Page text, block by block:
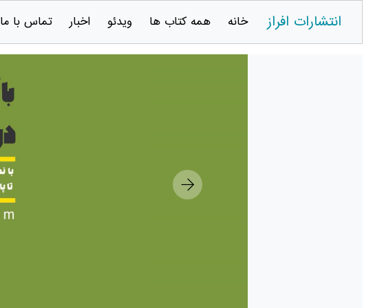
انتشارات افراز خانه همه کتاب ها ویدئو اخبار تماس با ما